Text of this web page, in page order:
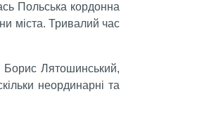
Польська кордонна
міста. Тривалий час
Борис Лятошинський,
неординарні та